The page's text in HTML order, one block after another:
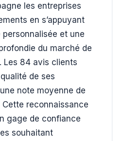
les entreprises
en s’appuyant
et une
du marché de
Les 84 avis clients
de ses
note moyenne de
reconnaissance
gage de confiance
souhaitant